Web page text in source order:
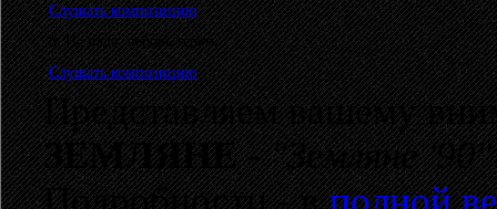
Слушать композицию
8. Не надо любовь терять
Слушать композицию
Представляем вашему
ЗЕМЛЯНЕ-"Земляне '90"